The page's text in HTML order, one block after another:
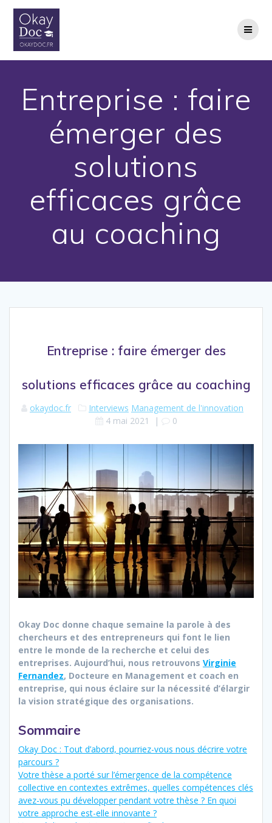
Entreprise : faire
émerger des
solutions
efficaces grâce
au coaching
Entreprise : faire émerger des
solutions efficaces grâce au coaching
okaydoc.fr Interviews Management de l'innovation
4 mai 2021
| 0
Okay Doc donne chaque semaine la parole à des
chercheurs et des entrepreneurs qui font le lien
entre le monde de la recherche et celui des
entreprises. Aujourd’hui, nous retrouvons Virginie
Fernandez, Docteure en Management et coach en
entreprise, qui nous éclaire sur la nécessité d’élargir
la vision stratégique des organisations.
Sommaire
Okay Doc : Tout d’abord, pourriez-vous nous décrire votre
parcours ?
Votre thèse a porté sur l’émergence de la compétence
collective en contextes extrêmes, quelles compétences clés
avez-vous pu développer pendant votre thèse ? En quoi
votre approche est-elle innovante ?